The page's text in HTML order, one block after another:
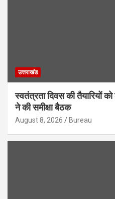
उत्तराखंड
स्वतंत्रता दिवस की तैयारियों
ने की समीक्षा बैठक
August 8, 2026 Bureau